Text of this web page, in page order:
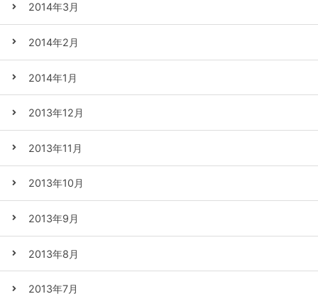
2014年3月
2014年2月
2014年1月
2013年12月
2013年11月
2013年10月
2013年9月
2013年8月
2013年7月